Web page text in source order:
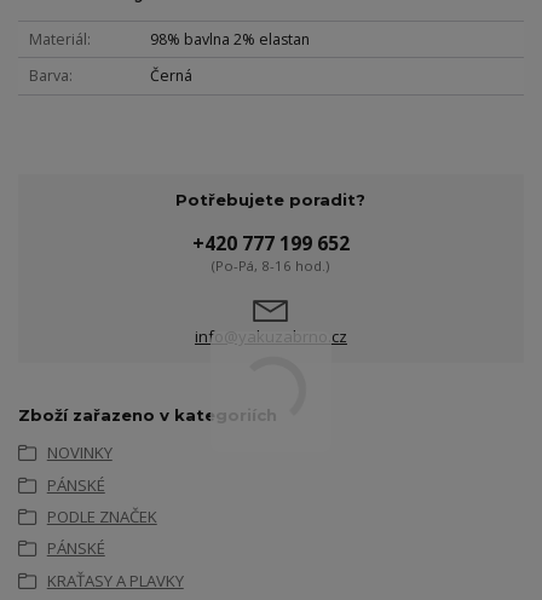
Materiál
98% bavlna 2% elastan
Barva
Černá
Potřebujete poradit?
+420 777 199 652
(Po-Pá, 8-16 hod.)
info@yakuzabrno.cz
Zboží zařazeno v kategoriích
NOVINKY
PÁNSKÉ
PODLE ZNAČEK
PÁNSKÉ
KRAŤASY A PLAVKY